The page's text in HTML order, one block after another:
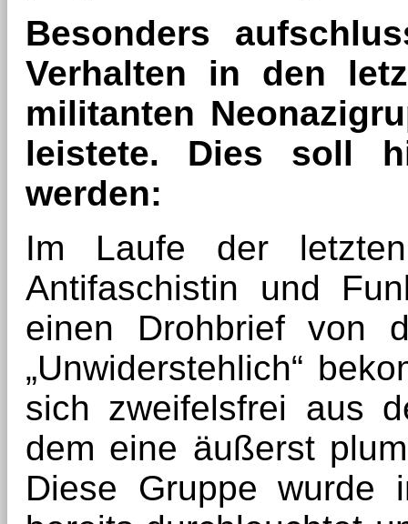
Besonders
Verhalten in den
militanten
leistete. Dies soll
werden:
Im Laufe der
Antifaschistin und
einen Drohbrief von
„Unwiderstehlich“
sich zweifelsfrei aus
dem eine äußerst
Diese Gruppe wurde